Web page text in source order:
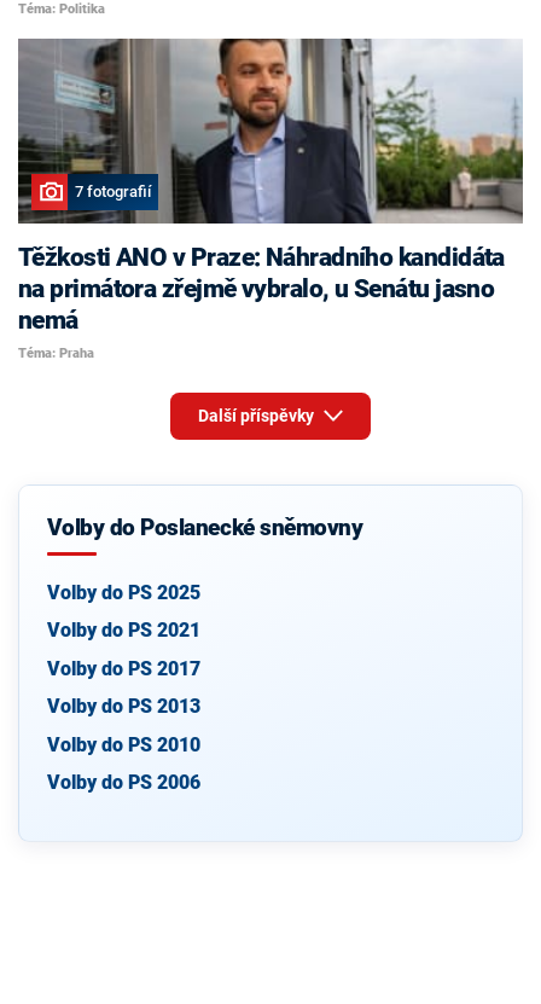
Téma: Politika
7 fotografií
Těžkosti ANO v Praze: Náhradního kandidáta
na primátora zřejmě vybralo, u Senátu jasno
nemá
Téma: Praha
Další příspěvky
Volby do Poslanecké sněmovny
Volby do PS 2025
Volby do PS 2021
Volby do PS 2017
Volby do PS 2013
Volby do PS 2010
Volby do PS 2006